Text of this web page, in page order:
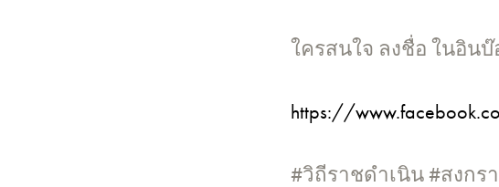
ใครสนใจ ลงชื่อ ในอินบ๊
https://
#วิถีราชดำเนิน #สงกร